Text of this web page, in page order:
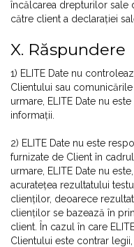
încălcarea drepturilor sale
către client a declarației
X. Răspundere
1) ELITE Date nu
Clientului sau
urmare, ELITE Date nu
informații.
2) ELITE Date nu este
furnizate de Client în
urmare, ELITE Date nu
acuratețea rezultatului
clienților, deoarece
clienților se bazează în
client. În cazul în care
Clientului este contrar